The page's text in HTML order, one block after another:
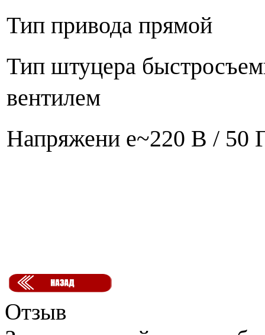
Тип привода прямой
Тип штуцера
вентилем
Напряжени е~220 В / 50
Отзыв